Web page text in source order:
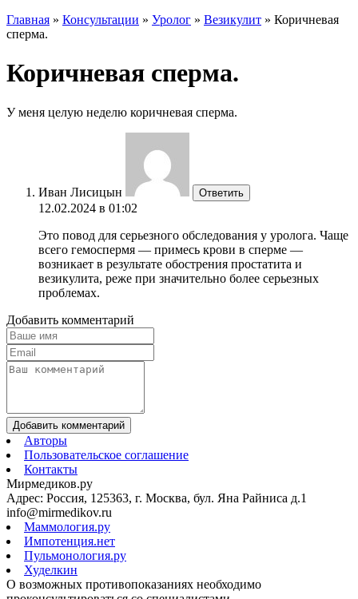
Главная » Консультации » Уролог » Везикулит » Коричневая
сперма.
Коричневая сперма.
У меня целую неделю коричневая сперма.
Иван Лисицын Ответить
12.02.2024 в 01:02
Это повод для серьезного обследования у уролога. Чаще
всего гемоспермя — примесь крови в сперме —
возникает в результате обострения простатита и
везикулита, реже при значительно более серьезных
проблемах.
Добавить комментарий
Добавить комментарий
Авторы
Пользовательское соглашение
Контакты
Мирмедиков.ру
Адрес: Россия, 125363, г. Москва, бул. Яна Райниса д.1
info@mirmedikov.ru
Маммология.ру
Импотенция.нет
Пульмонология.ру
Худелкин
О возможных противопоказаниях необходимо